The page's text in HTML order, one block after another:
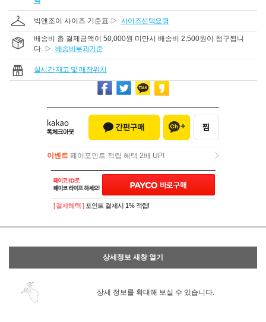
빅앤조이 사이즈 기준표 ▷ 사이즈선택요령
배송비 총 결제금액이 50,000원 미만시 배송비 2,500원이 청구됩니
다. ▷ 배송비부과기준
실시간 재고 및 매장위치
이벤트 페이포인트 적립 혜택 2배 UP!
이벤트페이포인트 적립 혜택 2배 UP!
[ 결제혜택 ] 포인트 결제시 1% 적립!
상세정보 새창 열기
상세 정보를 확대해 보실 수 있습니다.